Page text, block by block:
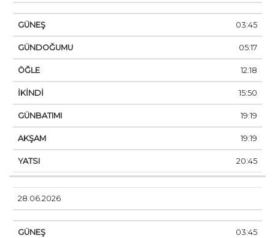
03:45
05:17
12:18
15:50
19:19
19:19
20:45
28.06.2026
03:45